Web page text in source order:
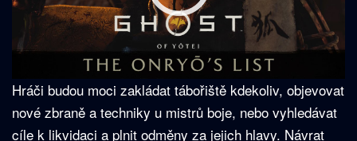
Hráči budou moci zakládat tábořiště kdekoliv, objevovat
nové zbraně a techniky u mistrů boje, nebo vyhledávat
cíle k likvidaci a plnit odměny za jejich hlavy. Návrat